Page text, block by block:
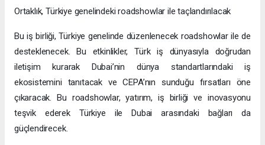
Ortaklık, Türkiye genelindeki roadshowlar ile taçlandırılacak
Bu iş birliği, Türkiye genelinde düzenlenecek roadshowlar ile de
desteklenecek. Bu etkinlikler, Türk iş dünyasıyla doğrudan
iletişim kurarak Dubai’nin dünya standartlarındaki iş
ekosistemini tanıtacak ve CEPA’nın sunduğu fırsatları öne
çıkaracak. Bu roadshowlar, yatırım, iş birliği ve inovasyonu
teşvik ederek Türkiye ile Dubai arasındaki bağları da
güçlendirecek.